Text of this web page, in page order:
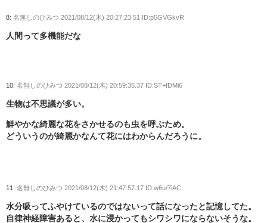
8: 名無しのひみつ 2021/08/12(木) 20:27:23.51 ID:p5GVGkvR
人間って多機能だな
10: 名無しのひみつ 2021/08/12(木) 20:59:35.37 ID:ST+IDMi6
生物は不思議が多い。
鮮やかな綺麗な花をさかせるのも虫を呼ぶため。
どういうのが綺麗かなんて花にはわからんだろうに。
11: 名無しのひみつ 2021/08/12(木) 21:47:57.17 ID:w6u/7iAC
水分吸ってふやけているのではないって話になったと記憶してた。
自律神経障害あると、水に浸かってもシワシワにならないそうな。